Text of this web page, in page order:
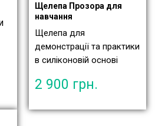
Щелепа Прозора для
навчання
Щелепа для
демонстрації та практики
в силіконовій основі
2 900 грн.